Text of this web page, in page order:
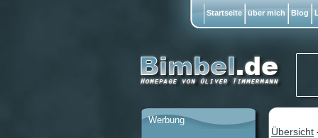
Übersicht
Werbung
Startseite über mich Blog